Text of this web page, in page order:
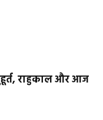
राहुकाल और आज